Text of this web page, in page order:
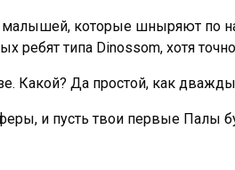
которые шныряют по
ребят типа Dinossom, хотя
Какой? Да простой, как
и пусть твои первые Палы